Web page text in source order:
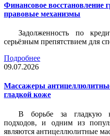
Финансовое восстановление
правовые механизмы
Задолженность по
серьёзным препятствием для
Подробнее
09.07.2026
Массажеры
гладкой коже
В борьбе за гладкую
подходов, и одним из
являются антицеллюлитные